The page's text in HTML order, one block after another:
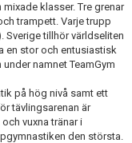
klasser. Tre grenar
trampett. Varje trupp
Sverige tillhör världseliten
en stor och entusiastisk
namnet TeamGym
på hög nivå samt ett
tävlingsarenan är
vuxna tränar i
den största.